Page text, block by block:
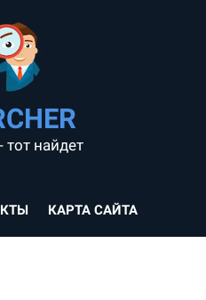
тот найдет
КАРТА САЙТА